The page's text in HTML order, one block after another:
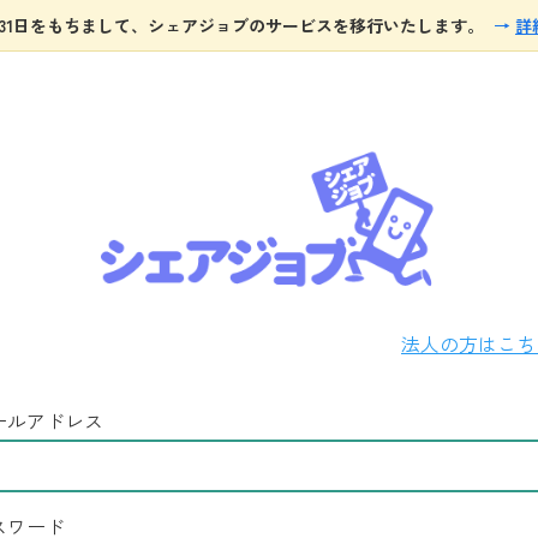
日をもちまして、シェアジョブのサービスを移行いたします。 → 詳
法人の方はこち
ルアドレス
ワード